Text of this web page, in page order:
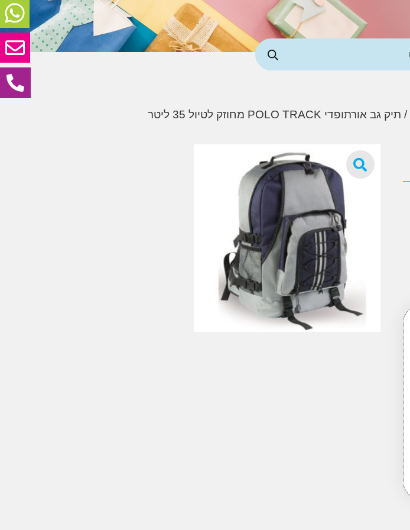
/ תיק גב אורתופדי POLO TRACK מחוזק לטיול 35 ליטר